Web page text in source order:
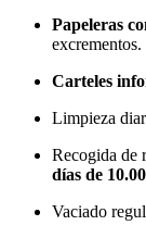
Papeleras
excrementos.
Carteles
Limpieza
Recogida de
días de
Vaciado